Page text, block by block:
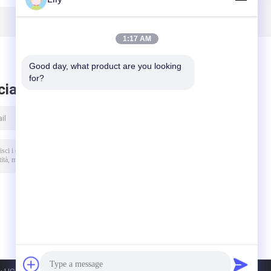
fabbricazione di
scatole di
messaggio
1:17 AM
Good day, what product are you looking
for?